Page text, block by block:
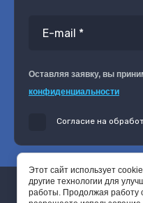
Оставляя заявку, вы
конфиденциальности
Согласие на
© 2002-2021 -
Этот сайт использует
другие технологии для
работы. Продолжая работу